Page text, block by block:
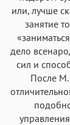
или, лучше
занятие
дело
сил и
После М.